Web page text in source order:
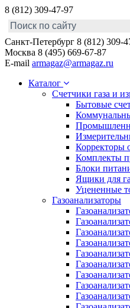
8 (812) 309-47-97
Санкт-Петербург 8 (812) 309-
Москва 8 (495) 669-67-87
E-mail armagaz@armagaz.ru
Каталог
Счетчики газа и
Бытовые
Корректоры
Комплекты
Блоки
Ящики для
Уцененные
Газоанализаторы